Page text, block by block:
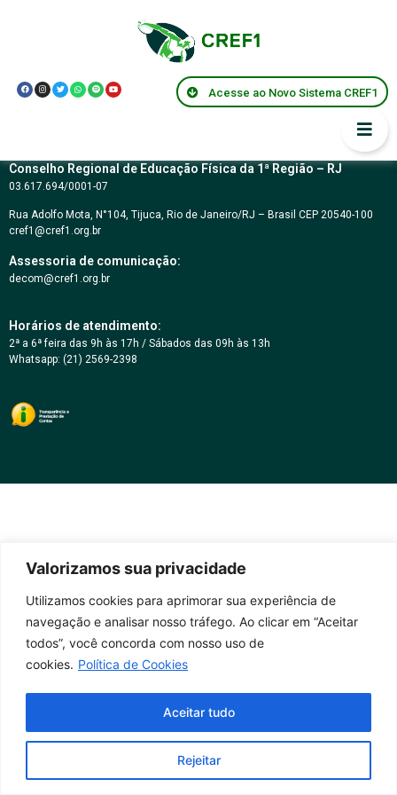
Valorizamos sua privacidade
Utilizamos cookies para aprimorar sua experiência de
navegação e analisar nosso tráfego. Ao clicar em “Aceitar
todos”, você concorda com nosso uso de
cookies. Política de Cookies
Rejeitar
Aceitar tudo
Acesse ao Novo Sistema CREF1
Resolução CREF1
037/2005
Conselho Regional de Educação Física da 1ª Região – RJ
03.617.694/0001-07
Rua Adolfo Mota, N°104, Tijuca, Rio de Janeiro/RJ – Brasil CEP 20540-100
cref1@cref1.org.br
Assessoria de comunicação:
decom@cref1.org.br
Horários de atendimento:
2ª a 6ª feira das 9h às 17h / Sábados das 09h às 13h
Whatsapp: (21) 2569-2398